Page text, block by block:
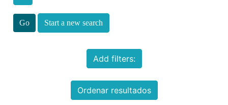
Start a new search
Add filters:
Ordenar resultados